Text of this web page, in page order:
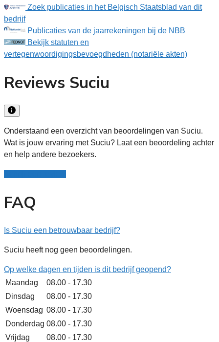
Zoek publicaties in het Belgisch Staatsblad van dit
bedrijf
Publicaties van de jaarrekeningen bij de NBB
Bekijk statuten en
vertegenwoordigingsbevoegdheden (notariële akten)
Reviews Suciu
Onderstaand een overzicht van beoordelingen van Suciu.
Wat is jouw ervaring met Suciu? Laat een beoordeling achter
en help andere bezoekers.
FAQ
Is Suciu een betrouwbaar bedrijf?
Suciu heeft nog geen beoordelingen.
Op welke dagen en tijden is dit bedrijf geopend?
Maandag
08.00 - 17.30
Dinsdag
08.00 - 17.30
Woensdag 08.00 - 17.30
Donderdag 08.00 - 17.30
Vrijdag
08.00 - 17.30